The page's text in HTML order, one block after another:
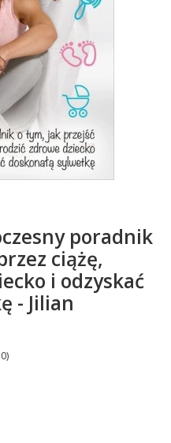
poradnik
ciążę,
i odzyskać
- Jilian